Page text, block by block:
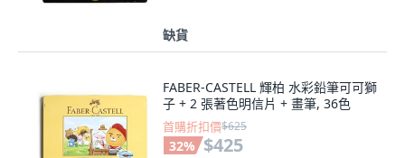
缺貨
FABER-CASTELL 輝柏 水彩鉛筆可可獅
子 + 2 張著色明信片 + 畫筆, 36色
首購折扣價$625
32% $425